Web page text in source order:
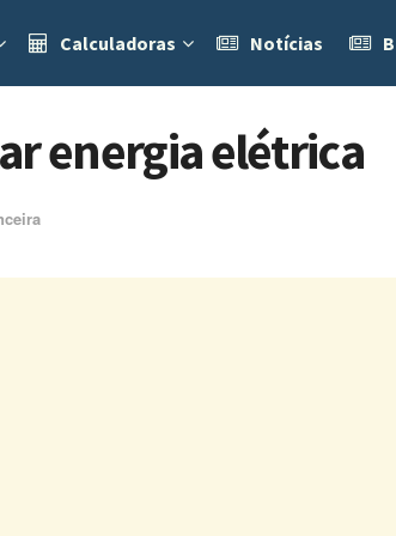
Calculadoras Notícias
energia elétrica